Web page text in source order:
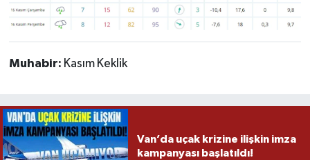
Muhabir: Kasım Keklik
Van’da uçak krizine ilişkin imza
kampanyası başlatıldı!